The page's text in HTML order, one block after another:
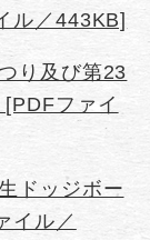
ル／443KB]
り及び第23
ファイ
ドッジボー
イル／